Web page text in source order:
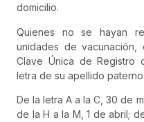
domicilio.
Quienes no se hayan
unidades de vacunación,
Clave Única de Registro
letra de su apellido
De la letra A a la C, 30 de
de la H a la M, 1 de abril;